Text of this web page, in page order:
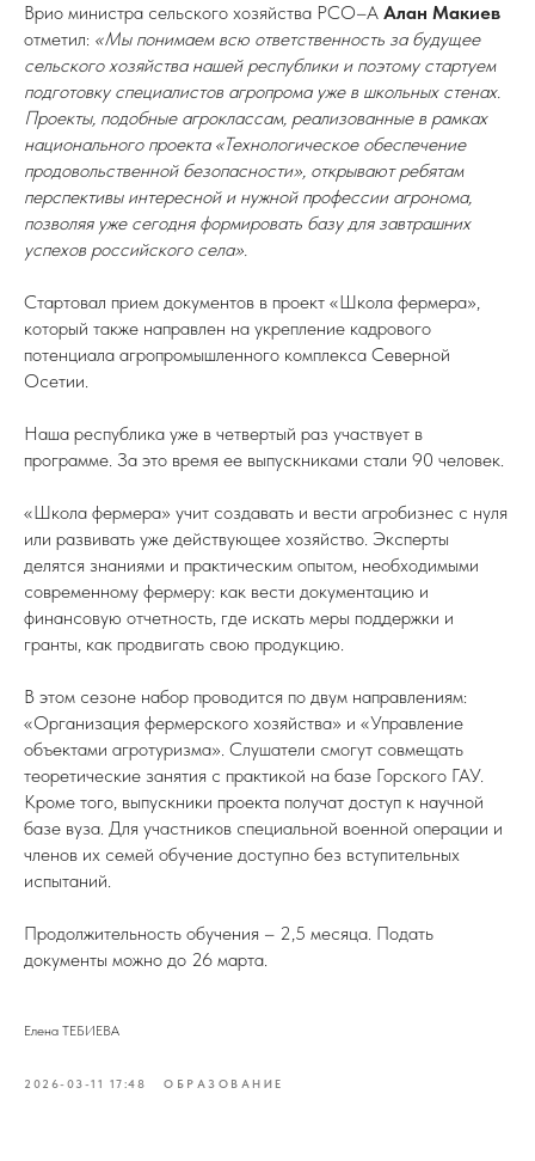
Врио министра сельского хозяйства РСО–А Алан Макиев
отметил: «Мы понимаем всю ответственность за будущее
сельского хозяйства нашей республики и поэтому стартуем
подготовку специалистов агропрома уже в школьных стенах.
Проекты, подобные агроклассам, реализованные в рамках
национального проекта «Технологическое обеспечение
продовольственной безопасности», открывают ребятам
перспективы интересной и нужной профессии агронома,
позволяя уже сегодня формировать базу для завтрашних
успехов российского села».
Стартовал прием документов в проект «Школа фермера»,
который также направлен на укрепление кадрового
потенциала агропромышленного комплекса Северной
Осетии.
Наша республика уже в четвертый раз участвует в
программе. За это время ее выпускниками стали 90 человек.
«Школа фермера» учит создавать и вести агробизнес с нуля
или развивать уже действующее хозяйство. Эксперты
делятся знаниями и практическим опытом, необходимыми
современному фермеру: как вести документацию и
финансовую отчетность, где искать меры поддержки и
гранты, как продвигать свою продукцию.
В этом сезоне набор проводится по двум направлениям:
«Организация фермерского хозяйства» и «Управление
объектами агротуризма». Слушатели смогут совмещать
теоретические занятия с практикой на базе Горского ГАУ.
Кроме того, выпускники проекта получат доступ к научной
базе вуза. Для участников специальной военной операции и
членов их семей обучение доступно без вступительных
испытаний.
Продолжительность обучения – 2,5 месяца. Подать
документы можно до 26 марта.
Елена ТЕБИЕВА
2026-03-11 17:48 ОБРАЗОВАНИЕ